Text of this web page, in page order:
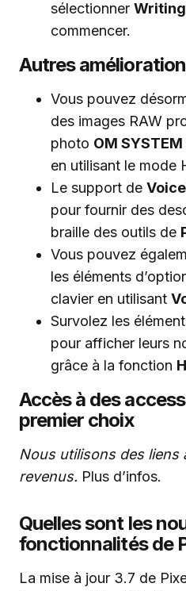
sélectionner
commencer.
Autres
Vous pouvez
des images RAW
photo OM
en utilisant le mode
Le support de
pour fournir des
braille des outils de
Vous pouvez
les éléments
clavier en utilisant
Survolez les
pour afficher leurs
grâce à la fonction
Accès à des
premier choix
Nous utilisons des liens
revenus. Plus d’infos.
Quelles sont les
fonctionnalités de
La mise à jour 3.7 de